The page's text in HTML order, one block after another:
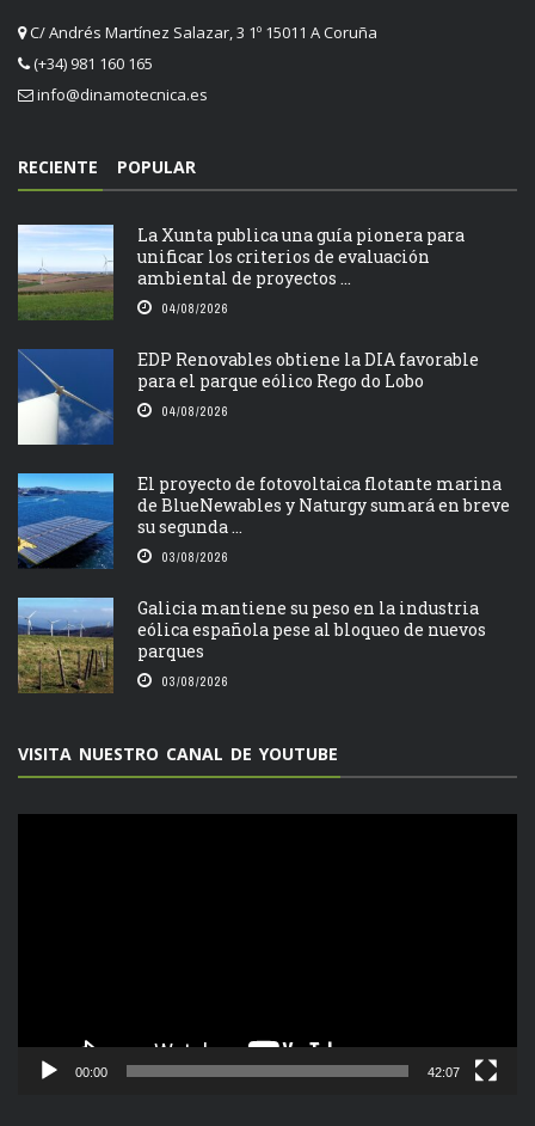
C/ Andrés Martínez Salazar, 3 1º 15011 A Coruña
(+34) 981 160 165
info@dinamotecnica.es
RECIENTE POPULAR
La Xunta publica una guía pionera para
unificar los criterios de evaluación
ambiental de proyectos ...
04/08/2026
EDP Renovables obtiene la DIA favorable
para el parque eólico Rego do Lobo
04/08/2026
El proyecto de fotovoltaica flotante marina
de BlueNewables y Naturgy sumará en breve
su segunda ...
03/08/2026
Galicia mantiene su peso en la industria
eólica española pese al bloqueo de nuevos
parques
03/08/2026
VISITA NUESTRO CANAL DE YOUTUBE
00:00 42:07